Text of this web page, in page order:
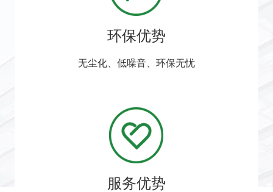
环保优势
无尘化、低噪音、环保无忧
服务优势